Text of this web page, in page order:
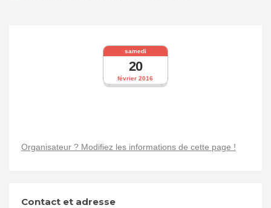
février 2016
samedi
20
Organisateur ? Modifiez les informations de cette page !
Contact et adresse